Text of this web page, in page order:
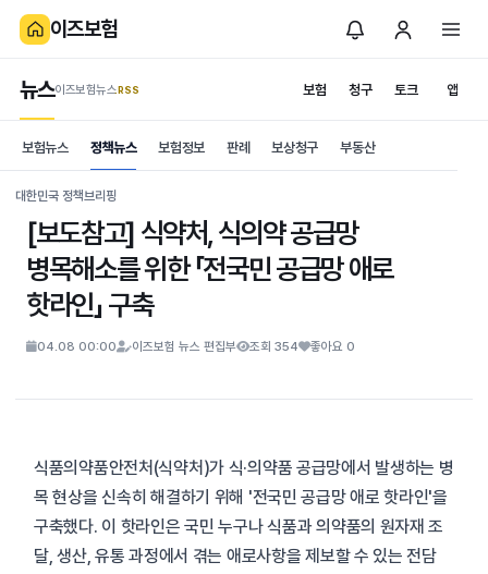
이즈보험
보험 청구
뉴스이즈보험뉴스.RSS 토크 앱
is보험
News
보험뉴스 정책뉴스 보험정보 판례 보상청구 부동산
대한민국 정책브리핑
[보도참고] 식약처, 식의약 공급망
병목해소를 위한 「전국민 공급망 애로
핫라인」 구축
04.08 00:00 이즈보험 뉴스 편집부 조회 354 좋아요 0
식품의약품안전처(식약처)가 식·의약품 공급망에서 발생하는 병
목 현상을 신속히 해결하기 위해 '전국민 공급망 애로 핫라인'을
구축했다. 이 핫라인은 국민 누구나 식품과 의약품의 원자재 조
달, 생산, 유통 과정에서 겪는 애로사항을 제보할 수 있는 전담